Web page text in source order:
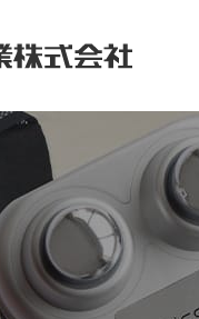
企業情報
トップメッセージ
経営ビジョン
ニュースリリ
新着情報
コラム
製品情報
ヘルスケア製品
企業活動
人に環境に社会に
価値創造の力で
向
採用情報
採用情報